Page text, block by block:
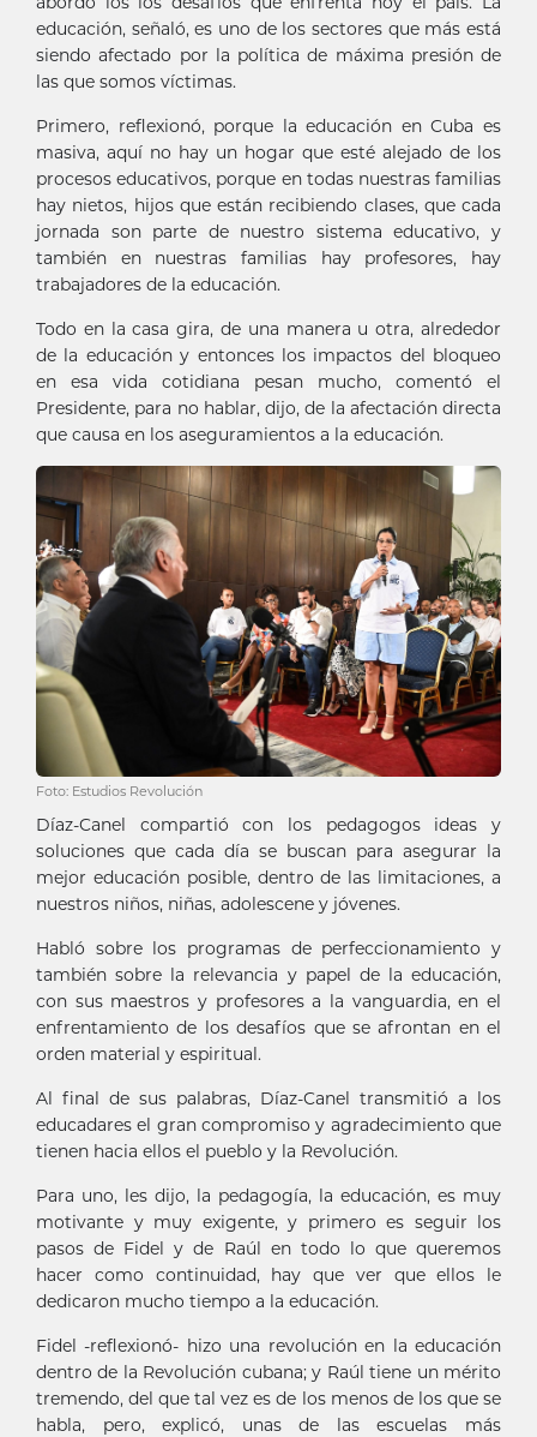
educación, señaló, es uno de los sectores que más está
siendo afectado por la política de máxima presión de
las que somos víctimas.
Primero, reflexionó, porque la educación en Cuba es
masiva, aquí no hay un hogar que esté alejado de los
procesos educativos, porque en todas nuestras familias
hay nietos, hijos que están recibiendo clases, que cada
jornada son parte de nuestro sistema educativo, y
también en nuestras familias hay profesores, hay
trabajadores de la educación.
Todo en la casa gira, de una manera u otra, alrededor
de la educación y entonces los impactos del bloqueo
en esa vida cotidiana pesan mucho, comentó el
Presidente, para no hablar, dijo, de la afectación directa
que causa en los aseguramientos a la educación.
Foto: Estudios Revolución
Díaz-Canel compartió con los pedagogos ideas y
soluciones que cada día se buscan para asegurar la
mejor educación posible, dentro de las limitaciones, a
nuestros niños, niñas, adolescene y jóvenes.
Habló sobre los programas de perfeccionamiento y
también sobre la relevancia y papel de la educación,
con sus maestros y profesores a la vanguardia, en el
enfrentamiento de los desafíos que se afrontan en el
orden material y espiritual.
Al final de sus palabras, Díaz-Canel transmitió a los
educadares el gran compromiso y agradecimiento que
tienen hacia ellos el pueblo y la Revolución.
Para uno, les dijo, la pedagogía, la educación, es muy
motivante y muy exigente, y primero es seguir los
pasos de Fidel y de Raúl en todo lo que queremos
hacer como continuidad, hay que ver que ellos le
dedicaron mucho tiempo a la educación.
Fidel -reflexionó- hizo una revolución en la educación
dentro de la Revolución cubana; y Raúl tiene un mérito
tremendo, del que tal vez es de los menos de los que se
habla, pero, explicó, unas de las escuelas más